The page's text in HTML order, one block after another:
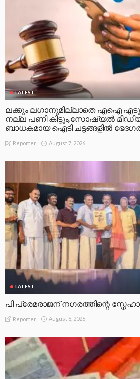
LATEST
ലക്കും ലഗാനുമില്ലാതെ എഐ
നല്ല പണി കിട്ടും,സോഷ്യല്‍
ബാധകമായ ഐടി ചട്ടങ്ങളില്‍
Reporter August 7, 2026
LATEST
പി പ്രേമരാജന് നഗരത്തിന്റെ
Reporter August 6, 2026